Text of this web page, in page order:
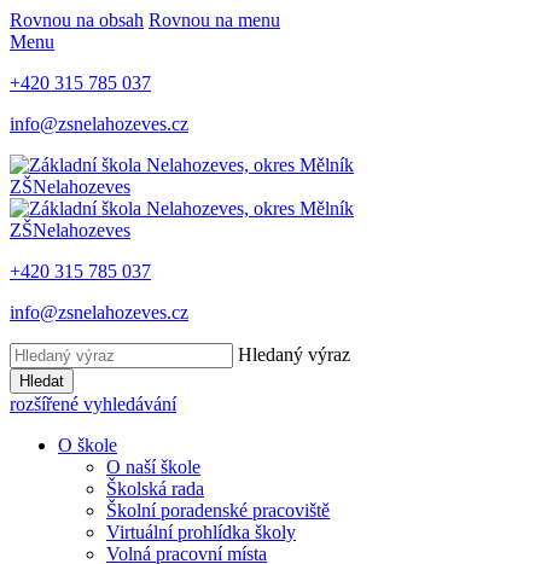
Rovnou na obsah Rovnou na menu
Menu
+420 315 785 037
info@zsnelahozeves.cz
ZŠNelahozeves
ZŠNelahozeves
+420 315 785 037
info@zsnelahozeves.cz
Hledaný výraz
Hledat
rozšířené vyhledávání
O škole
O naší škole
Školská rada
Školní poradenské pracoviště
Virtuální prohlídka školy
Volná pracovní místa